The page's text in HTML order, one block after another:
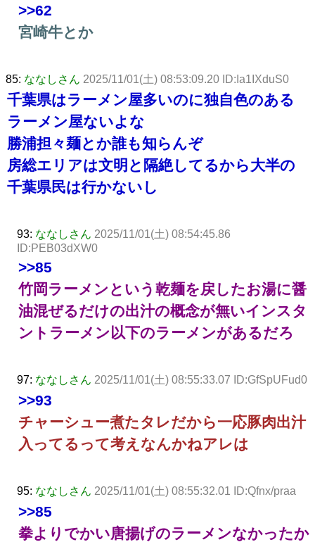
>>62
宮崎牛とか
85: ななしさん 2025/11/01(土) 08:53:09.20 ID:Ia1IXduS0
千葉県はラーメン屋多いのに独自色のある
ラーメン屋ないよな
勝浦担々麺とか誰も知らんぞ
房総エリアは文明と隔絶してるから大半の
千葉県民は行かないし
93: ななしさん 2025/11/01(土) 08:54:45.86
ID:PEB03dXW0
>>85
竹岡ラーメンという乾麺を戻したお湯に醤
油混ぜるだけの出汁の概念が無いインスタ
ントラーメン以下のラーメンがあるだろ
97: ななしさん 2025/11/01(土) 08:55:33.07 ID:GfSpUFud0
>>93
チャーシュー煮たタレだから一応豚肉出汁
入ってるって考えなんかねアレは
95: ななしさん 2025/11/01(土) 08:55:32.01 ID:Qfnx/praa
>>85
拳よりでかい唐揚げのラーメンなかったか